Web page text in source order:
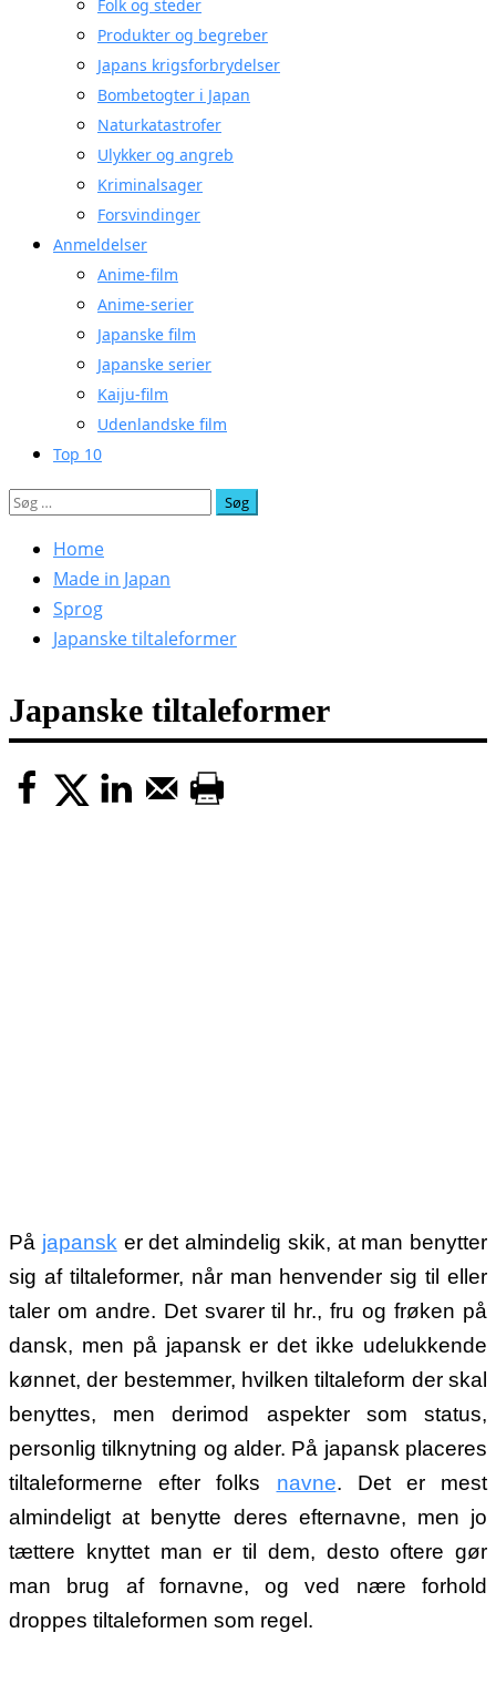
Folk og steder
Produkter og begreber
Japans krigsforbrydelser
Bombetogter i Japan
Naturkatastrofer
Ulykker og angreb
Kriminalsager
Forsvindinger
Anmeldelser
Anime-film
Anime-serier
Japanske film
Japanske serier
Kaiju-film
Udenlandske film
Top 10
Søg
Home
Made in Japan
Sprog
Japanske tiltaleformer
Japanske tiltaleformer
På japansk er det almindelig skik, at man benytter
sig af tiltaleformer, når man henvender sig til eller
taler om andre. Det svarer til hr., fru og frøken på
dansk, men på japansk er det ikke udelukkende
kønnet, der bestemmer, hvilken tiltaleform der skal
benyttes, men derimod aspekter som status,
personlig tilknytning og alder. På japansk placeres
tiltaleformerne efter folks navne. Det er mest
almindeligt at benytte deres efternavne, men jo
tættere knyttet man er til dem, desto oftere gør
man brug af fornavne, og ved nære forhold
droppes tiltaleformen som regel.